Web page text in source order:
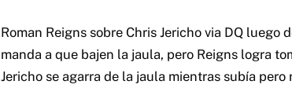
Roman Reigns sobre Chris Jericho via DQ luego
manda a que bajen la jaula, pero Reigns logra
Jericho se agarra de la jaula mientras subía